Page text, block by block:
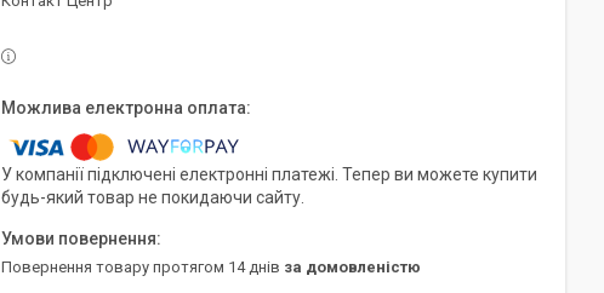
У компанії підключені електронні платежі. Тепер ви можете купити
будь-який товар не покидаючи сайту.
повернення товару протягом 14 днів за домовленістю